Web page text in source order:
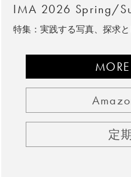
IMA 2026 Spring/
特集：実践する写真、探求
定